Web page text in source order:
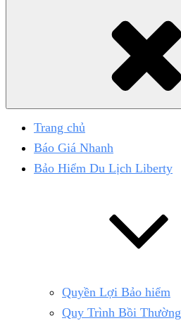
Trang chủ
Báo Giá Nhanh
Bảo Hiểm Du Lịch Liberty
Quyền Lợi Bảo hiểm
Quy Trình Bồi Thường